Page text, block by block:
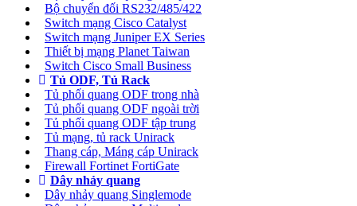
Bộ chuyển đối RS232/485/422
Switch mạng Cisco Catalyst
Switch mạng Juniper EX Series
Thiết bị mạng Planet Taiwan
Switch Cisco Small Business
Tủ ODF, Tủ Rack
Tủ phối quang ODF trong nhà
Tủ phối quang ODF ngoài trời
Tủ phối quang ODF tập trung
Tủ mạng, tủ rack Unirack
Thang cáp, Máng cáp Unirack
Firewall Fortinet FortiGate
Dây nhảy quang
Dây nhảy quang Singlemode